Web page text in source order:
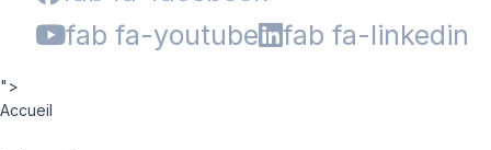
fab fa-youtube
fab fa-linkedin
">
Accueil